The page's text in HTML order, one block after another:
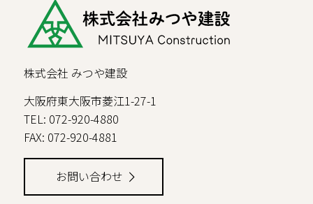
株式会社 みつや建設
大阪府東大阪市菱江1-27-1
TEL: 072-920-4880
FAX: 072-920-4881
お問い合わせ